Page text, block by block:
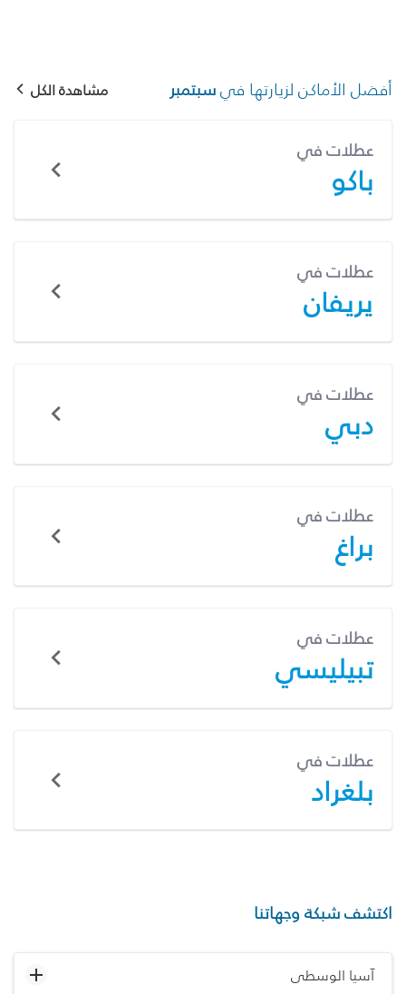
أفضل الأماكن لزيارتها فيسبتمبر مشاهدة الكل
عطلات في
باكو
عطلات في
يريفان
عطلات في
دبي
عطلات في
براغ
عطلات في
تبيليسي
عطلات في
بلغراد
اكتشف شبكة وجهاتنا
آسيا الوسطى